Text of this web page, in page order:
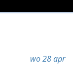
wo 28 apr